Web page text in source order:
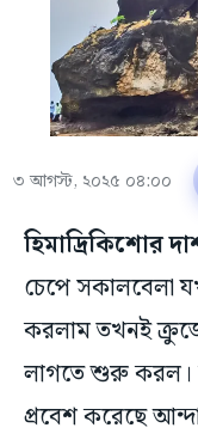
৩ আগস্ট, ২০২৫ ০৪:০০
হিমাদ্রিকিশোর
চেপে সকালবেলা
করলাম তখনই
লাগতে শুরু করল।
প্রবেশ করেছে